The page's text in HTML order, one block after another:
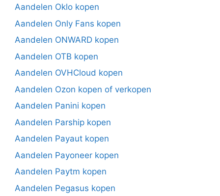
Aandelen Oklo kopen
Aandelen Only Fans kopen
Aandelen ONWARD kopen
Aandelen OTB kopen
Aandelen OVHCloud kopen
Aandelen Ozon kopen of verkopen
Aandelen Panini kopen
Aandelen Parship kopen
Aandelen Payaut kopen
Aandelen Payoneer kopen
Aandelen Paytm kopen
Aandelen Pegasus kopen